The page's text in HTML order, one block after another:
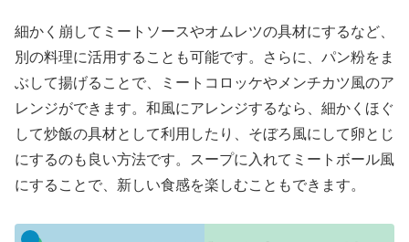
細かく崩してミートソースやオムレツの具材にするなど、
別の料理に活用することも可能です。さらに、パン粉をま
ぶして揚げることで、ミートコロッケやメンチカツ風のア
レンジができます。和風にアレンジするなら、細かくほぐ
して炒飯の具材として利用したり、そぼろ風にして卵とじ
にするのも良い方法です。スープに入れてミートボール風
にすることで、新しい食感を楽しむこともできます。